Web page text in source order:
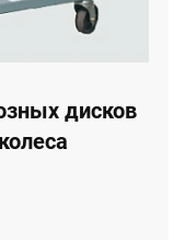
дисков